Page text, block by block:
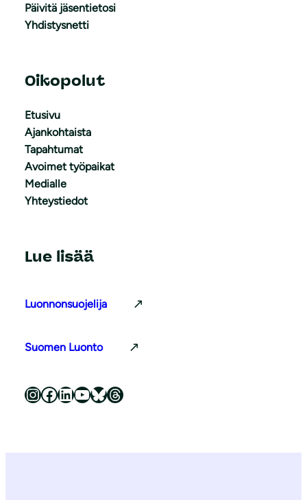
Päivitä jäsentietosi
Yhdistysnetti
Oikopolut
Etusivu
Ajankohtaista
Tapahtumat
Avoimet työpaikat
Medialle
Yhteystiedot
Lue lisää
Luonnonsuojelija
Suomen Luonto
Luonnonsuojeluliitto Instagramissa Luonnonsuojeluliitto Facebookissa Luonnonsuojeluliitto LinkedInissä Luonnonsuojeluliiton YouTube-kanava Luonnonsuojeluliitto Blueskyssa Luonnonsuojeluliitto Threadsissa